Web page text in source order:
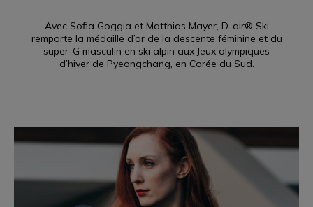
Avec Sofia Goggia et Matthias Mayer, D-air® Ski
remporte la médaille d’or de la descente féminine et du
super-G masculin en ski alpin aux Jeux olympiques
d’hiver de Pyeongchang, en Corée du Sud.